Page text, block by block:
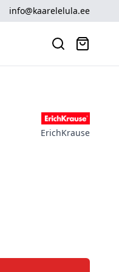
info@kaarelelula.ee
ErichKrause